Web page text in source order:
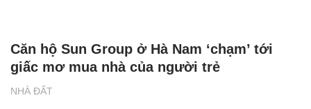
NHÀ ĐẤT
Căn hộ Sun Group ở Hà Nam ‘chạm’ tới
giấc mơ mua nhà của người trẻ